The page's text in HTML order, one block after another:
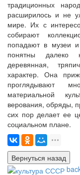
традиционных
расширилось и не
мире. Их с
собирают
попадают в музеи
понятны далеко
деревянная,
характер. Она
проглядывают
материальной
верования, обряды,
сих пор делает ее
социальном плане.